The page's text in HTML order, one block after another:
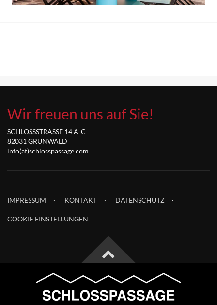
Wir freuen uns auf Sie!
SCHLOSSSTRASSE 14 A-C
82031 GRÜNWALD
info(at)schlosspassage.com
IMPRESSUM KONTAKT DATENSCHUTZ
COOKIE EINSTELLUNGEN